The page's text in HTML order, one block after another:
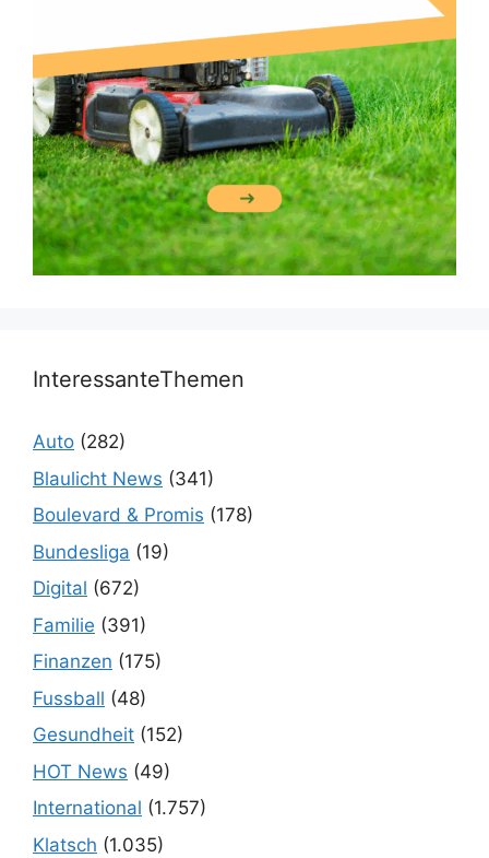
InteressanteThemen
Auto (282)
Blaulicht News (341)
Boulevard & Promis (178)
Bundesliga (19)
Digital (672)
Familie (391)
Finanzen (175)
Fussball (48)
Gesundheit (152)
HOT News (49)
International (1.757)
Klatsch (1.035)